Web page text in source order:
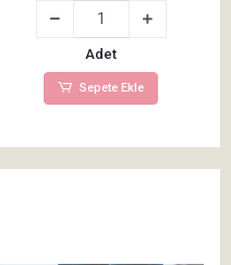
Adet
Sepete Ekle